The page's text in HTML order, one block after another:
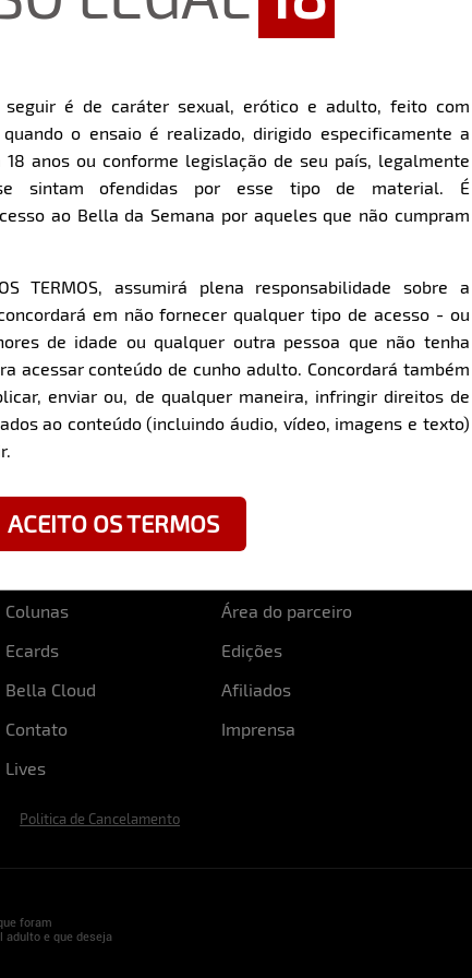
é de caráter sexual, erótico e adulto, feito com
o ensaio é realizado, dirigido especificamente a
anos ou conforme legislação de seu país, legalmente
sintam ofendidas por esse tipo de material. É
ao Bella da Semana por aqueles que não cumpram
TERMOS, assumirá plena responsabilidade sobre a
em não fornecer qualquer tipo de acesso - ou
de idade ou qualquer outra pessoa que não tenha
acessar conteúdo de cunho adulto. Concordará também
enviar ou, de qualquer maneira, infringir direitos de
ao conteúdo (incluindo áudio, vídeo, imagens e texto)
ACEITO OS TERMOS
Colunas
Área do parceiro
Ecards
Edições
Bella Cloud
Afiliados
Contato
Imprensa
Lives
Politica de Cancelamento
foram
adulto e que deseja